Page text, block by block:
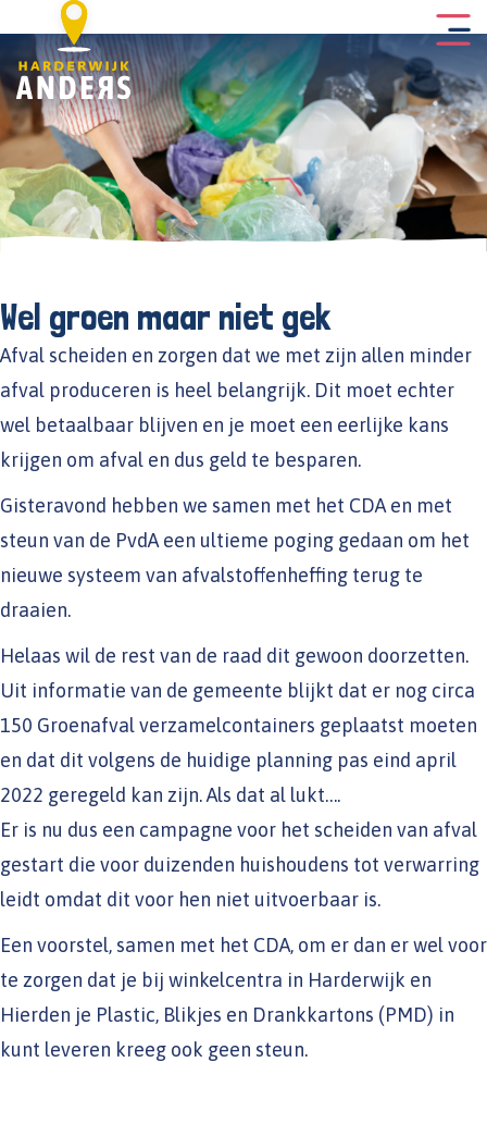
Wel groen maar niet gek
Afval scheiden en zorgen dat we met zijn allen minder
afval produceren is heel belangrijk. Dit moet echter
wel betaalbaar blijven en je moet een eerlijke kans
krijgen om afval en dus geld te besparen.
Gisteravond hebben we samen met het CDA en met
steun van de PvdA een ultieme poging gedaan om het
nieuwe systeem van afvalstoffenheffing terug te
draaien.
Helaas wil de rest van de raad dit gewoon doorzetten.
Uit informatie van de gemeente blijkt dat er nog circa
150 Groenafval verzamelcontainers geplaatst moeten
en dat dit volgens de huidige planning pas eind april
2022 geregeld kan zijn. Als dat al lukt….
Er is nu dus een campagne voor het scheiden van afval
gestart die voor duizenden huishoudens tot verwarring
leidt omdat dit voor hen niet uitvoerbaar is.
Een voorstel, samen met het CDA, om er dan er wel voor
te zorgen dat je bij winkelcentra in Harderwijk en
Hierden je Plastic, Blikjes en Drankkartons (PMD) in
kunt leveren kreeg ook geen steun.